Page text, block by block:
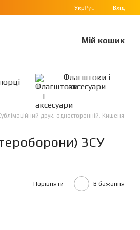
УкрРус Вхід
Мій кошик
Флагштоки і
аксесуари
друк, односторонній, Кишеня
ЗСУ
Порівняти В бажання